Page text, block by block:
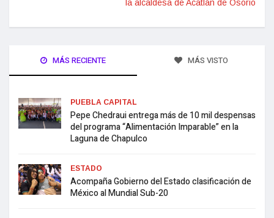
la alcaldesa de Acatlán de Osorio
MÁS RECIENTE MÁS VISTO
PUEBLA CAPITAL
Pepe Chedraui entrega más de 10 mil despensas
del programa “Alimentación Imparable” en la
Laguna de Chapulco
ESTADO
Acompaña Gobierno del Estado clasificación de
México al Mundial Sub-20